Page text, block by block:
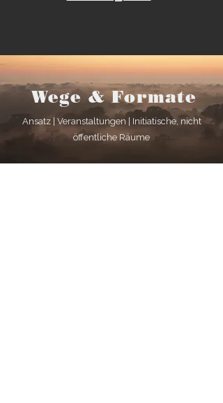
Wege & Formate
Ansatz | Veranstaltungen | Initiatische, nicht
öffentliche Räume